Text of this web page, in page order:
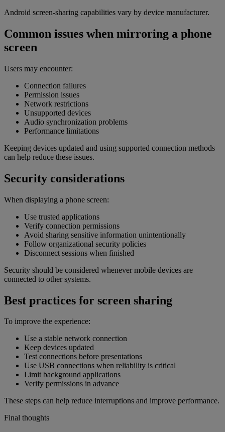
Android screen-sharing capabilities vary by device manufacturer.
Common issues when mirroring a phone
screen
Users may encounter:
Connection failures
Permission issues
Network restrictions
Unsupported devices
Audio synchronization problems
Performance limitations
Keeping devices updated and using supported connection methods
can help reduce these issues.
Security considerations
When displaying a phone screen:
Use trusted applications
Verify connection permissions
Avoid sharing sensitive information unintentionally
Follow organizational security policies
Disconnect sessions when finished
Security should be considered whenever mobile devices are
connected to other systems.
Best practices for screen sharing
To improve the experience:
Use a stable network connection
Keep devices updated
Test connections before presentations
Use USB connections when reliability is critical
Limit background applications
Verify permissions in advance
These steps can help reduce interruptions and improve performance.
Final thoughts